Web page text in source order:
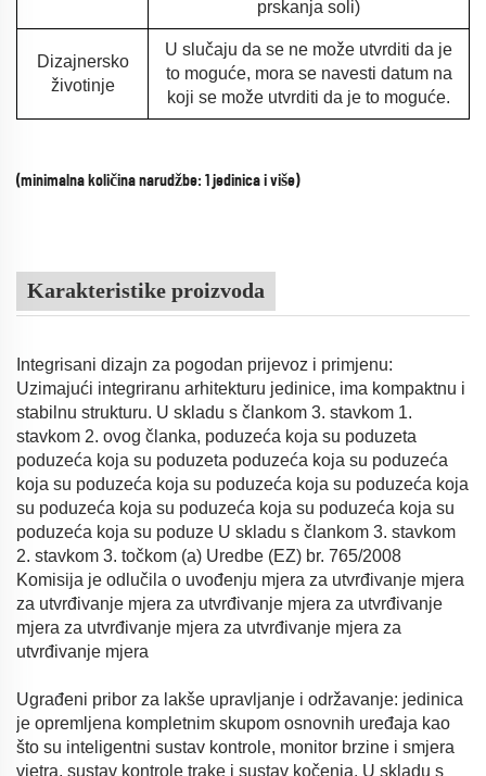
prskanja soli)
Dizajnersko
životinje
U slučaju da se ne može utvrditi da je
to moguće, mora se navesti datum na
koji se može utvrditi da je to moguće.
(minimalna količina narudžbe: 1 jedinica i više)
Karakteristike proizvoda
Integrisani dizajn za pogodan prijevoz i primjenu:
Uzimajući integriranu arhitekturu jedinice, ima kompaktnu i
stabilnu strukturu. U skladu s člankom 3. stavkom 1.
stavkom 2. ovog članka, poduzeća koja su poduzeta
poduzeća koja su poduzeta poduzeća koja su poduzeća
koja su poduzeća koja su poduzeća koja su poduzeća koja
su poduzeća koja su poduzeća koja su poduzeća koja su
poduzeća koja su poduze U skladu s člankom 3. stavkom
2. stavkom 3. točkom (a) Uredbe (EZ) br. 765/2008
Komisija je odlučila o uvođenju mjera za utvrđivanje mjera
za utvrđivanje mjera za utvrđivanje mjera za utvrđivanje
mjera za utvrđivanje mjera za utvrđivanje mjera za
utvrđivanje mjera
Ugrađeni pribor za lakše upravljanje i održavanje: jedinica
je opremljena kompletnim skupom osnovnih uređaja kao
što su inteligentni sustav kontrole, monitor brzine i smjera
vjetra, sustav kontrole trake i sustav kočenja. U skladu s